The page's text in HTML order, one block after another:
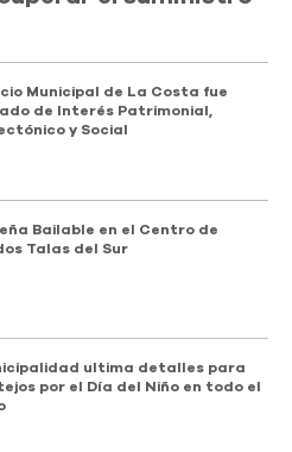
Municipal de La Costa fue
de Interés Patrimonial,
y Social
Bailable en el Centro de
Talas del Sur
ultima detalles para
por el Día del Niño en todo el